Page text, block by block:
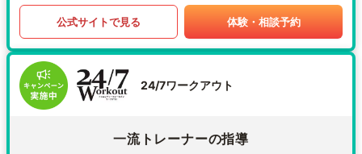
公式サイトで見る 体験・相談予約
24/7ワークアウト
一流トレーナーの指導